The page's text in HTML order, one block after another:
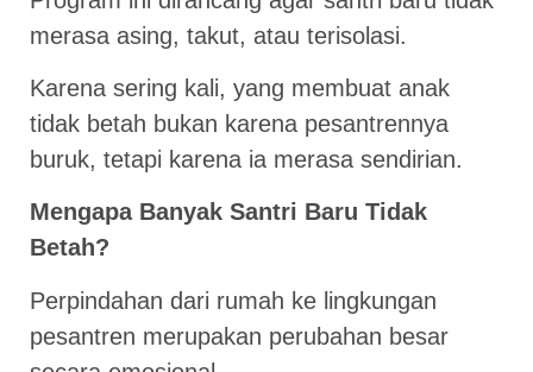
merasa asing, takut, atau terisolasi.
Karena sering kali, yang membuat anak
tidak betah bukan karena pesantrennya
buruk, tetapi karena ia merasa sendirian.
Mengapa Banyak Santri Baru Tidak
Betah?
Perpindahan dari rumah ke lingkungan
pesantren merupakan perubahan besar